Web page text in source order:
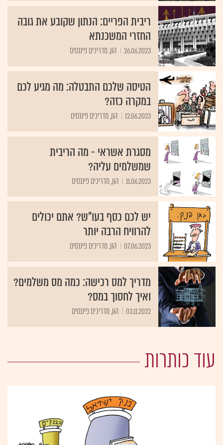
ריבית הפריים: הנתון שקובע את גובה
החזרי המשכנתא
26.06.2023 הון, מדריכים פיננסים
הטיסה שלכם התבטלה: מה מגיע לכם
במקרה כזה?
12.06.2023 הון, מדריכים פיננסים
מסגרת אשראי - מה הריבית
שמשלמים עליה?
11.06.2023 הון, מדריכים פיננסים
יש לכם כסף בעו"ש? אתם יכולים
להרוויח הרבה יותר
07.06.2023 הון, מדריכים פיננסים
מדריך למס רכישה: כמה מס משלמים?
ואיך לחסוך במס?
03.11.2022 הון, מדריכים פיננסים
עוד כותרות